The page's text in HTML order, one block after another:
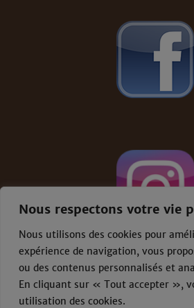
Nous respectons votre vie
Nous utilisons des cookies pour
expérience de navigation, vous
ou des contenus personnalisés et
En cliquant sur « Tout accepter »,
utilisation des cookies.
Conditions générales de